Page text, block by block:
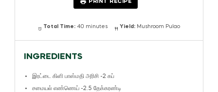
PRINT RECIPE
Total Time: 40 minutes Yield: Mushroom Pulao
INGREDIENTS
இரட்டை கிளி பாஸ்மதி அரிசி -2 கப்
சமையல் எண்ணெய் -2.5 தேக்கரண்டி